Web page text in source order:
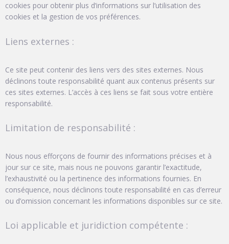
cookies pour obtenir plus d’informations sur l’utilisation des
cookies et la gestion de vos préférences.
Liens externes :
Ce site peut contenir des liens vers des sites externes. Nous
déclinons toute responsabilité quant aux contenus présents sur
ces sites externes. L’accès à ces liens se fait sous votre entière
responsabilité.
Limitation de responsabilité :
Nous nous efforçons de fournir des informations précises et à
jour sur ce site, mais nous ne pouvons garantir l’exactitude,
l’exhaustivité ou la pertinence des informations fournies. En
conséquence, nous déclinons toute responsabilité en cas d’erreur
ou d’omission concernant les informations disponibles sur ce site.
Loi applicable et juridiction compétente :